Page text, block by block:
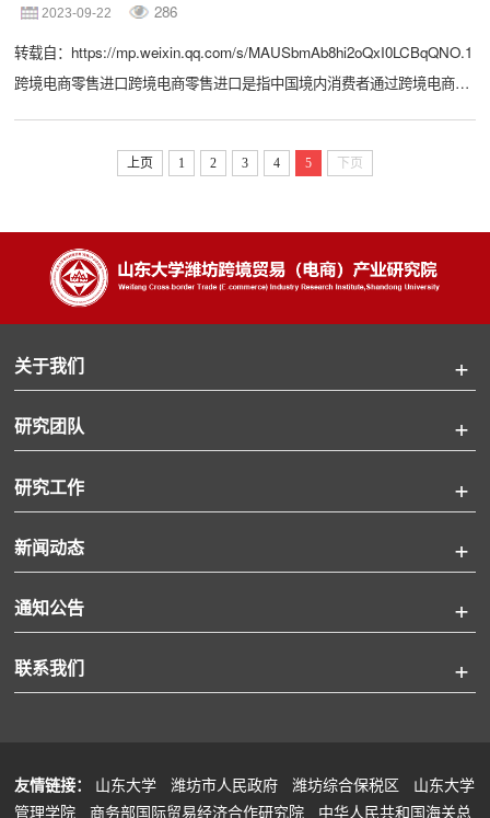
易进口模式的最大差别是：一般贸易进口模式下货物从境外进口即需办理
报关、缴税手...
2023-09-22
286
转载自：https://mp.weixin.qq.com/s/MAUSbmAb8hi2oQxI0LCBqQNO.1
跨境电商零售进口跨境电商零售进口是指中国境内消费者通过跨境电商第
业在经海关认可的电子商务平台实现跨境交易，并通过海关特殊监管区域
品。2.直购...
上页 1 2 3 4 5 下页
关于我们
研究团队
研究工作
新闻动态
通知公告
联系我们
友情链接： 山东大学 潍坊市人民政府 潍坊综合保税区
山东大学
管理学院
商务部国际贸易经济合作研究院 中华人民共和国海关总